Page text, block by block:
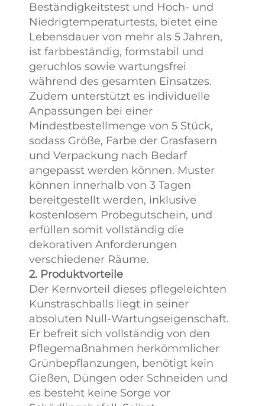
Beständigkeitstest und Hoch- und
Niedrigtemperaturtests, bietet eine
Lebensdauer von mehr als 5 Jahren,
ist farbbeständig, formstabil und
geruchlos sowie wartungsfrei
während des gesamten Einsatzes.
Zudem unterstützt es individuelle
Anpassungen bei einer
Mindestbestellmenge von 5 Stück,
sodass Größe, Farbe der Grasfasern
und Verpackung nach Bedarf
angepasst werden können. Muster
können innerhalb von 3 Tagen
bereitgestellt werden, inklusive
kostenlosem Probegutschein, und
erfüllen somit vollständig die
dekorativen Anforderungen
verschiedener Räume.
2. Produktvorteile
Der Kernvorteil dieses pflegeleichten
Kunstraschballs liegt in seiner
absoluten Null-Wartungseigenschaft.
Er befreit sich vollständig von den
Pflegemaßnahmen herkömmlicher
Grünbepflanzungen, benötigt kein
Gießen, Düngen oder Schneiden und
es besteht keine Sorge vor